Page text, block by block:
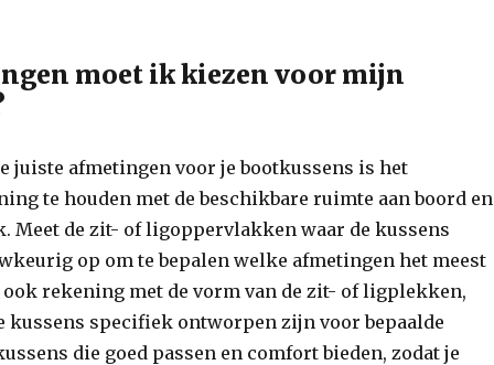
moet ik kiezen voor mijn
juiste afmetingen voor je bootkussens is het
te houden met de beschikbare ruimte aan boord en
Meet de zit- of ligoppervlakken waar de kussens
op om te bepalen welke afmetingen het meest
rekening met de vorm van de zit- of ligplekken,
kussens specifiek ontworpen zijn voor bepaalde
die goed passen en comfort bieden, zodat je